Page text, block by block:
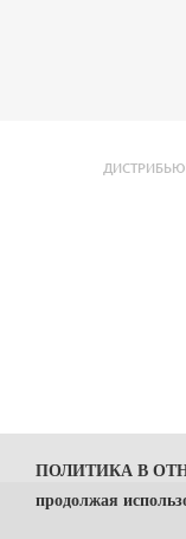
ПОЛИТИКА В
продолжая